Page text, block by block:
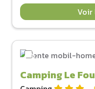
Voir
Camping Le